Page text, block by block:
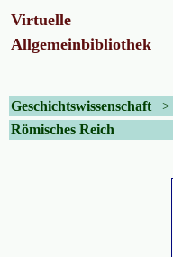
Virtuelle
Allgemeinbibliothek
Geschichtswissenschaft >
Römisches Reich